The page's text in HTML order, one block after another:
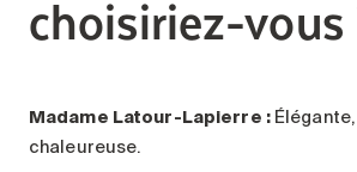
choisiriez-vous
Madame Latour-Lapierre :
chaleureuse.